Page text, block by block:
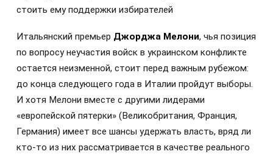
стоить ему поддержки избирателей
Итальянский премьер Джорджа Мелони, чья позиция
по вопросу неучастия войск в украинском конфликте
остается неизменной, стоит перед важным рубежом:
до конца следующего года в Италии пройдут выборы.
И хотя Мелони вместе с другими лидерами
«европейской пятерки» (Великобритания, Франция,
Германия) имеет все шансы удержать власть, вряд ли
кто-то из них рассматривается в качестве реального